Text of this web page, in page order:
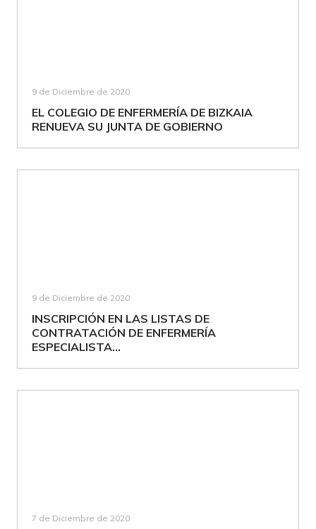
9 de Diciembre de 2020
EL COLEGIO DE ENFERMERÍA DE BIZKAIA
RENUEVA SU JUNTA DE GOBIERNO
9 de Diciembre de 2020
INSCRIPCIÓN EN LAS LISTAS DE
CONTRATACIÓN DE ENFERMERÍA
ESPECIALISTA...
7 de Diciembre de 2020